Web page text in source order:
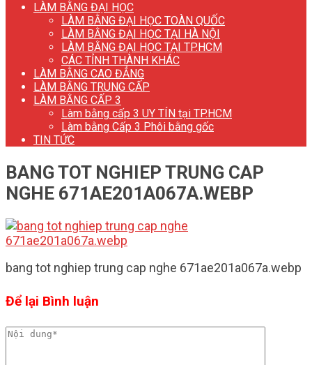
LÀM BẰNG ĐẠI HỌC
LÀM BẰNG ĐẠI HỌC TOÀN QUỐC
LÀM BẰNG ĐẠI HỌC TẠI HÀ NỘI
LÀM BẰNG ĐẠI HỌC TẠI TP.HCM
CÁC TỈNH THÀNH KHÁC
LÀM BẰNG CAO ĐẲNG
LÀM BẰNG TRUNG CẤP
LÀM BẰNG CẤP 3
Làm bằng cấp 3 UY TÍN tại TP.HCM
Làm bằng Cấp 3 Phôi bằng gốc
TIN TỨC
BANG TOT NGHIEP TRUNG CAP
NGHE 671AE201A067A.WEBP
bang tot nghiep trung cap nghe 671ae201a067a.webp
Để lại Bình luận